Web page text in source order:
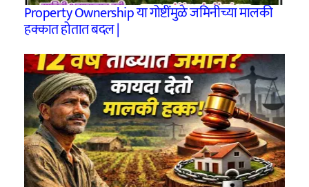
Property Ownership या गोष्टींमुळे जमिनीच्या मालकी
हक्कात होतात बदल |